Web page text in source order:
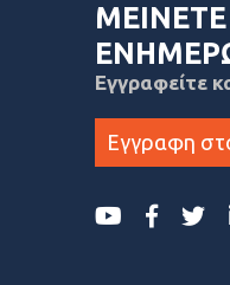
ΜΕΙΝΕΤΕ
Εγγραφείτε
Εγγραφη